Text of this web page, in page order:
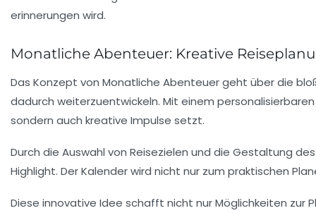
Monatliche Abenteuer: Kreative
Das Konzept von Monatliche Abenteuergeht über die
dadurch weiterzuentwickeln. Mit einem
sondern auch kreative Impulse setzt.
Durch die Auswahl von Reisezielen und die Gestaltung
Highlight. Der Kalender wird nicht nur zum praktischen
Diese innovative Idee schafft nicht nur Möglichkeiten zur